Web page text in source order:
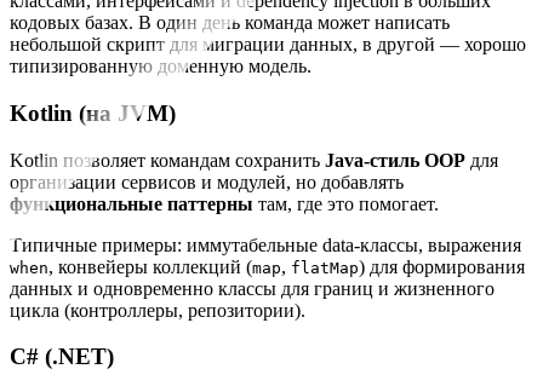
кодовых базах. В один день команда может написать
небольшой скрипт для миграции данных, в другой — хорошо
типизированную доменную модель.
Kotlin (на JVM)
Kotlin позволяет командам сохранить Java-стиль OOP для
организации сервисов и модулей, но добавлять
функциональные паттерны там, где это помогает.
Типичные примеры: иммутабельные data-классы, выражения
when, конвейеры коллекций (map, flatMap) для формирования
данных и одновременно классы для границ и жизненного
цикла (контроллеры, репозитории).
C# (.NET)